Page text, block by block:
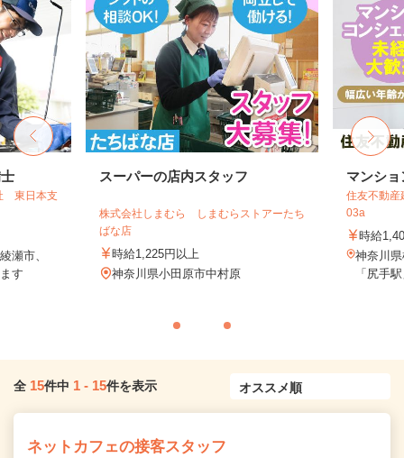
東日本支
瀬市、
す
スーパーの店内スタッフ
株式会社しまむら しまむらストアーたち
ばな店
時給1,225円以上
神奈川県小田原市中村原
マンシ
住友不動産
03a
時給
神奈川
「尻手
全 15件中 1 - 15件を表示
ネットカフェの接客スタッフ